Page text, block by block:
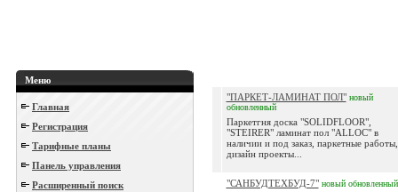
Меню
Главная
Регистрация
Тарифные планы
Панель управления
Расширенный поиск
"ПАРКЕТ-ЛАМИНАТ ПОЛ" новый
обновленный
Паркетгня доска "SOLIDFLOOR",
"STEIRER" ламинат пол "ALLOC" в
наличии и под заказ, паркетные работы,
дизайн проекты...
"САНБУДТЕХБУД-7" новый обновленный